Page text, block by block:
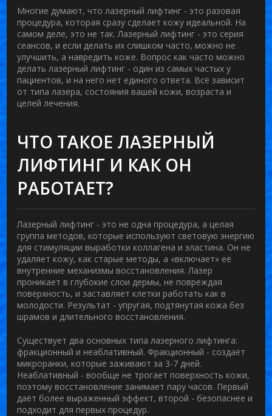
Многие думают, что лазерный лифтинг - это разовая
процедура, которая сразу сделает кожу идеальной. На
самом деле, это не так. Лазерный лифтинг - это серия
сеансов, и если делать их слишком часто, можно не
улучшить, а навредить коже. Вопрос как часто можно
делать лазерный лифтинг - один из самых частых у
пациентов, и на него нет единого ответа. Всё зависит
от типа лазера, состояния вашей кожи, возраста и
целей лечения.
ЧТО ТАКОЕ ЛАЗЕРНЫЙ
ЛИФТИНГ И КАК ОН
РАБОТАЕТ?
Лазерный лифтинг - это не одна процедура, а целая
группа методов, которые используют световую энергию
для стимуляции выработки коллагена и эластина. Он не
удаляет кожу, как старые методы, а «включает» её
внутренние механизмы восстановления. Лазер
проникает в глубокие слои дермы, не повреждая
поверхность, и заставляет клетки работать как в
молодости. Результат - упругая, подтянутая кожа без
шрамов и длительного восстановления.
Существует два основных типа лазерного лифтинга:
фракционный и неаблативный. Фракционный - создаёт
микроранки, которые заживают за 3-7 дней.
Неаблативный - вообще не трогает поверхность кожи,
поэтому восстановление занимает пару часов. Первый
даёт более выраженный эффект, второй - безопаснее и
подходит для первых процедур.